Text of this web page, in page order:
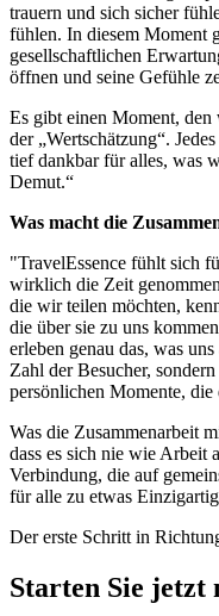
trauern und sich sicher
fühlen. In diesem Moment
gesellschaftlichen
öffnen und seine Gefühle
Es gibt einen Moment,
der „Wertschätzung“.
tief dankbar für alles, was
Demut.“
Was macht die
"TravelEssence fühlt sich
wirklich die Zeit
die wir teilen möchten,
die über sie zu uns
erleben genau das, was
Zahl der Besucher,
persönlichen Momente, die
Was die Zusammenarbeit
dass es sich nie wie Arbeit
Verbindung, die auf
für alle zu etwas
Der erste Schritt in
Starten Sie jetzt